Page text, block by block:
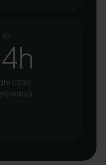
czas